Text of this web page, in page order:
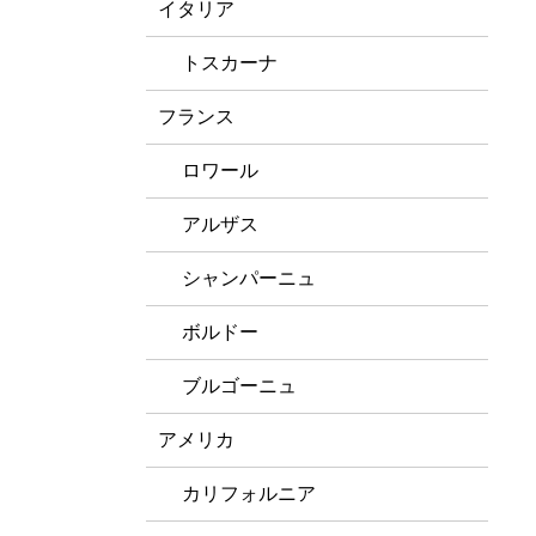
イタリア
トスカーナ
フランス
ロワール
アルザス
シャンパーニュ
ボルドー
ブルゴーニュ
アメリカ
カリフォルニア